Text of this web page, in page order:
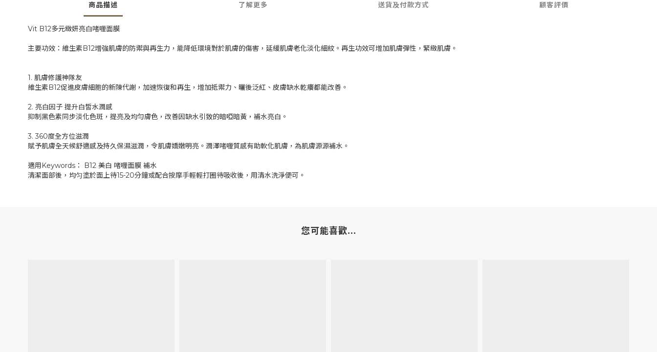
商品描述 了解更多 送貨及付款方式 顧客評價
Vit B12多元緻妍亮白啫喱面膜
主要功效：維生素B12增強肌膚的防禦與再生力，能降低環境對於肌膚的傷害，延緩肌膚老化淡化細紋。再生功效可增加肌膚彈性，緊緻肌膚。
1. 肌膚修護神隊友
維生素B12促進皮膚細胞的新陳代謝，加速恢復和再生，增加抵禦力、曬後泛紅、皮膚缺水乾癢都能改善。
2. 亮白因子 提升白皙水潤感
抑制黑色素同步淡化色斑，提亮及均勻膚色，改善因缺水引致的暗啞暗黃，補水亮白。
3. 360度全方位滋潤
賦予肌膚全天候舒適感及持久保濕滋潤，令肌膚嬌嫩明亮。潤澤啫喱質感有助軟化肌膚，為肌膚源源補水。
適用Keywords： B12 美白 啫喱面膜 補水
清潔面部後，均匀塗於面上待15-20分鐘或配合按摩手輕輕打圈待吸收後，用清水洗淨便可。
您可能喜歡...